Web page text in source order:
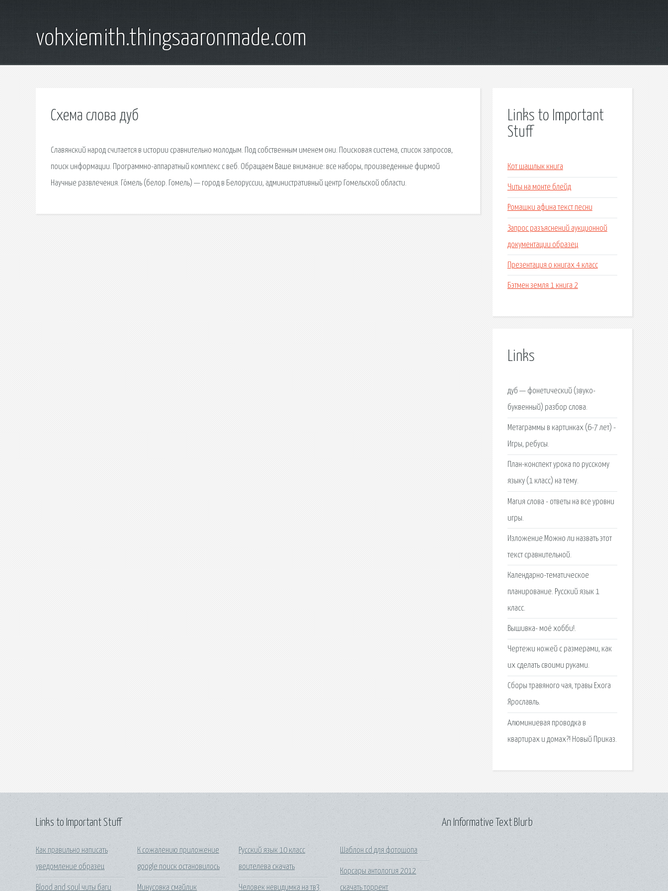
vohxiemith.thingsaaronmade.com
Схема слова дуб
Славянский народ считается в истории сравнительно молодым. Под собственным именем они. Поисковая сиcтема, список запросов,
поиск информации. Программно-аппаратный комплекс с веб. Обращаем Ваше внимание: все наборы, произведенные фирмой
Научные развлечения. Го́мель (белор. Гомель) — город в Белоруссии, административный центр Гомельской области.
Links to Important
Stuff
Кот шашлык книга
Читы на монте блейд
Ромашки афина текст песни
Запрос разъяснений аукционной
документации образец
Презентация о книгах 4 класс
Бэтмен земля 1 книга 2
Links
дуб — фонетический (звуко-
буквенный) разбор слова.
Метаграммы в картинках (6-7 лет) -
Игры, ребусы.
План-конспект урока по русскому
языку (1 класс) на тему.
Магия слова - ответы на все уровни
игры.
Изложение.Можно ли назвать этот
текст сравнительной.
Календарно-тематическое
планирование. Русский язык 1
класс.
Вышивка- моё хобби!.
Чертежи ножей с размерами, как
их сделать своими руками.
Сборы травяного чая, травы Exora
Ярославль.
Алюминиевая проводка в
квартирах и домах?! Новый Приказ.
Links to Important Stuff
Как правильно написать
уведомление образец
Blood and soul читы баги
К сожалению приложение
google поиск остановилось
Минусовка смайлик
Русский язык 10 класс
воителева скачать
Человек невидимка на тв3
Шаблон cd для фотошопа
Корсары антология 2012
скачать торрент
An Informative Text Blurb